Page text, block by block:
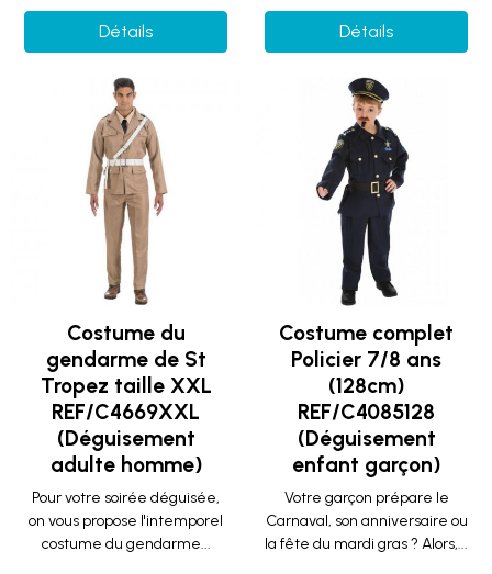
Détails Détails
Costume du
gendarme de St
Tropez taille XXL
REF/C4669XXL
(Déguisement
adulte homme)
Pour votre soirée déguisée,
on vous propose l'intemporel
costume du gendarme...
Costume complet
Policier 7/8 ans
(128cm)
REF/C4085128
(Déguisement
enfant garçon)
Votre garçon prépare le
Carnaval, son anniversaire ou
la fête du mardi gras ? Alors,...